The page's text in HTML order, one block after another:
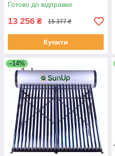
Готово до відправки
13 256 ₴ 15 377 ₴
Купити
–14%